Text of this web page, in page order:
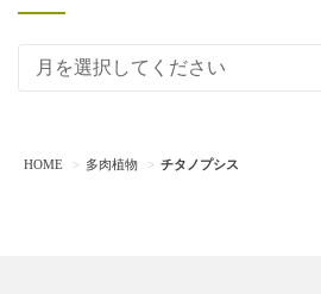
月別アーカイブ
HOME 多肉植物 チタノプシス